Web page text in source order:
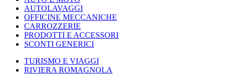
AUTOLAVAGGI
OFFICINE MECCANICHE
CARROZZERIE
PRODOTTI E ACCESSORI
SCONTI GENERICI
TURISMO E VIAGGI
RIVIERA ROMAGNOLA